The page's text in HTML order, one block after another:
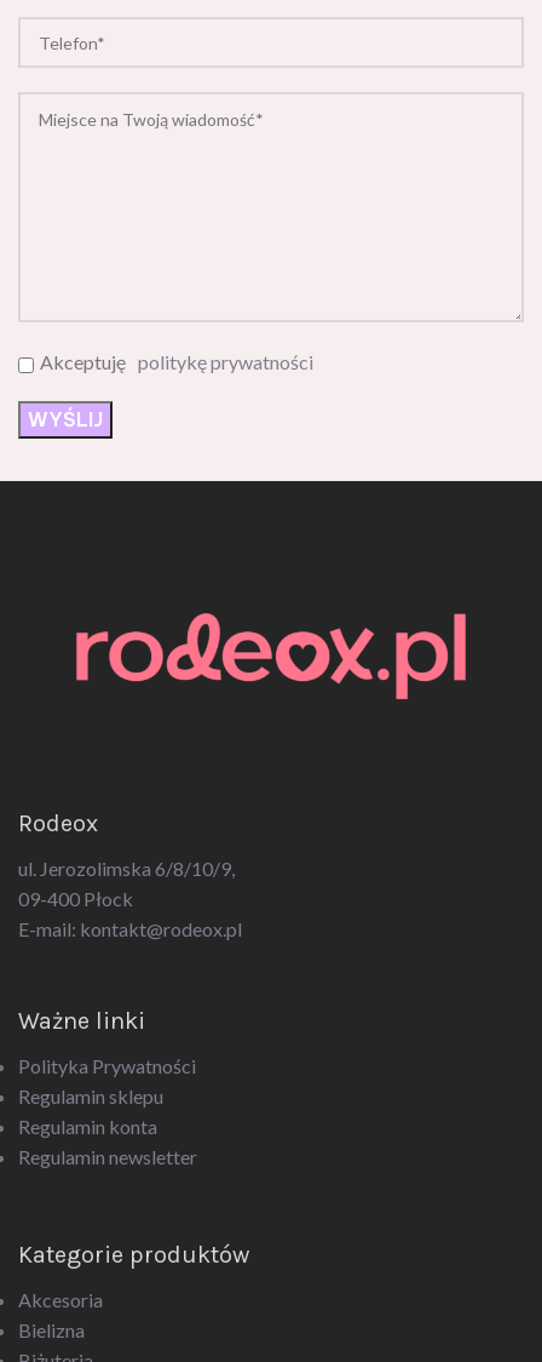
ul. Jerozolimska 6/8/10/9,
09-400 Płock
E-mail: kontakt@rodeox.pl
Polityka Prywatności
Regulamin sklepu
Regulamin konta
Regulamin newsletter
Akcesoria
Bielizna
Biżuteria